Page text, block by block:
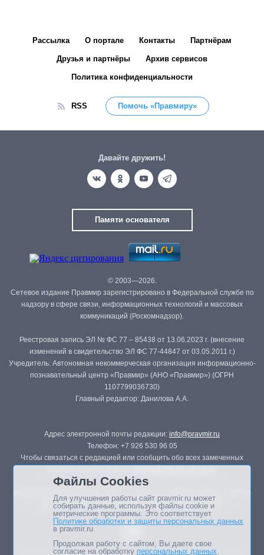
Рассылка О портале Контакты Партнёрам
Друзья и партнёры Архив сервисов
Политика конфиденциальности
RSS Помочь «Правмиру»
Давайте дружить!
Памяти основателя
© 2003—2026.
Сетевое издание Правмир зарегистрировано в Федеральной службе по
надзору в сфере связи, информационных технологий и массовых
коммуникаций (Роскомнадзор).
Реестровая запись ЭЛ № ФС 77 – 85438 от 13.06.2023 г. (внесение
изменений в свидетельство ЭЛ ФС 77-44847 от 03.05.2011 г.)
Учредитель: Автономная некоммерческая организация информационно-
познавательный центр «Правмир» (АНО «Правмир») (ОГРН
1107799036730)
Главный редактор: Данилова А.А.
Адрес электронной почты редакции: info@pravmir.ru
Телефон: +7 926 530 96 05
Чтобы связаться с редакцией или сообщить обо всех замеченных
Републикация материалов сайта в печатных изданиях (книгах, прессе)
возможна только с письменного разрешения редакции.
Файлы Cookies
Для улучшения работы сайт pravmir.ru может
собирать данные, используя файлы cookie и
метрические программы. Это соответствует
Политике обработки и защиты персональных данных
в pravmir.ru
Продолжая работу с сайтом, Вы даете свое
согласие на обработку персональных данных.